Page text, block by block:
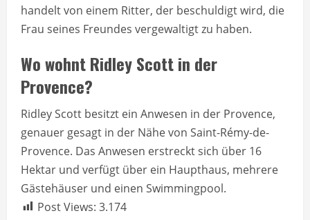
handelt von einem Ritter, der beschuldigt wird, die
Frau seines Freundes vergewaltigt zu haben.
Wo wohnt Ridley Scott in der
Provence?
Ridley Scott besitzt ein Anwesen in der Provence,
genauer gesagt in der Nähe von Saint-Rémy-de-
Provence. Das Anwesen erstreckt sich über 16
Hektar und verfügt über ein Haupthaus, mehrere
Gästehäuser und einen Swimmingpool.
Post Views: 3.174